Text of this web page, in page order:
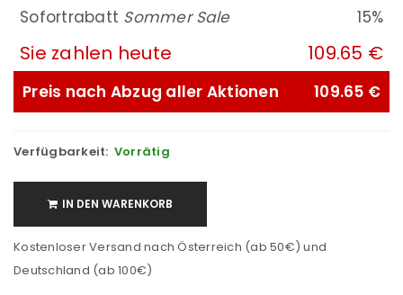
Sofortrabatt Sommer Sale 15%
Sie zahlen heute 109.65 €
Preis nach Abzug aller Aktionen 109.65 €
Verfügbarkeit: Vorrätig
IN DEN WARENKORB
Kostenloser Versand nach Österreich (ab 50€) und
Deutschland (ab 100€)